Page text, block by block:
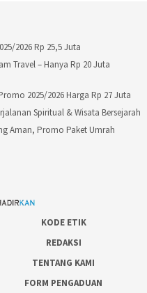
2026 Rp 25,5 Juta
Travel – Hanya Rp 20 Juta
2025/2026 Harga Rp 27 Juta
Spiritual & Wisata Bersejarah
Aman, Promo Paket Umrah
KODE ETIK
REDAKSI
TENTANG KAMI
FORM PENGADUAN